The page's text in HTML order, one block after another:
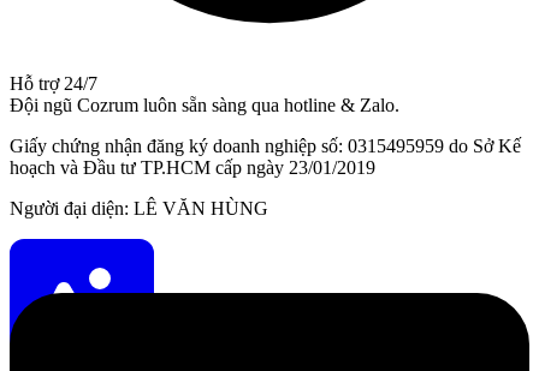
Hỗ trợ 24/7
Đội ngũ Cozrum luôn sẵn sàng qua hotline & Zalo.
Giấy chứng nhận đăng ký doanh nghiệp số: 0315495959 do Sở Kế
hoạch và Đầu tư TP.HCM cấp ngày 23/01/2019
Người đại diện: LÊ VĂN HÙNG